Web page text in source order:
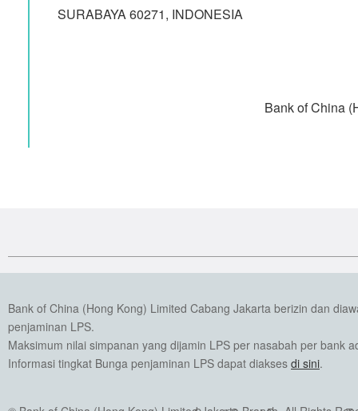
SURABAYA 60271, INDONESIA
Bank of China
Bank of China (Hong Kong) Limited Cabang Jakarta berizin dan
penjaminan LPS.
Maksimum nilai simpanan yang dijamin LPS per nasabah per bank
Informasi tingkat Bunga penjaminan LPS dapat diakses di sini.